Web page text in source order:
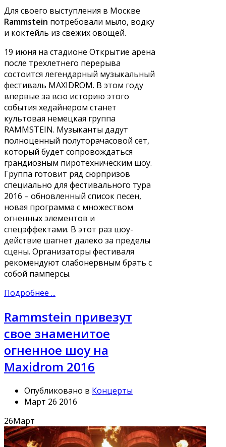
Для своего выступления в Москве
Rammstein потребовали мыло, водку
и коктейль из свежих овощей.
19 июня на стадионе Открытие арена
после трехлетнего перерыва
состоится легендарный музыкальный
фестиваль MAXIDROM. В этом году
впервые за всю историю этого
события хедайнером станет
культовая немецкая группа
RAMMSTEIN. Музыканты дадут
полноценный полуторачасовой сет,
который будет сопровождаться
грандиозным пиротехническим шоу.
Группа готовит ряд сюрпризов
специально для фестивального тура
2016 – обновленный список песен,
новая программа с множеством
огненных элементов и
спецэффектами. В этот раз шоу-
действие шагнет далеко за пределы
сцены. Организаторы фестиваля
рекомендуют слабонервным брать с
собой памперсы.
Подробнее ...
Rammstein привезут
свое знаменитое
огненное шоу на
Maxidrom 2016
Опубликовано в Концерты
Март 26 2016
26Март